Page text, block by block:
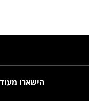
הישארו